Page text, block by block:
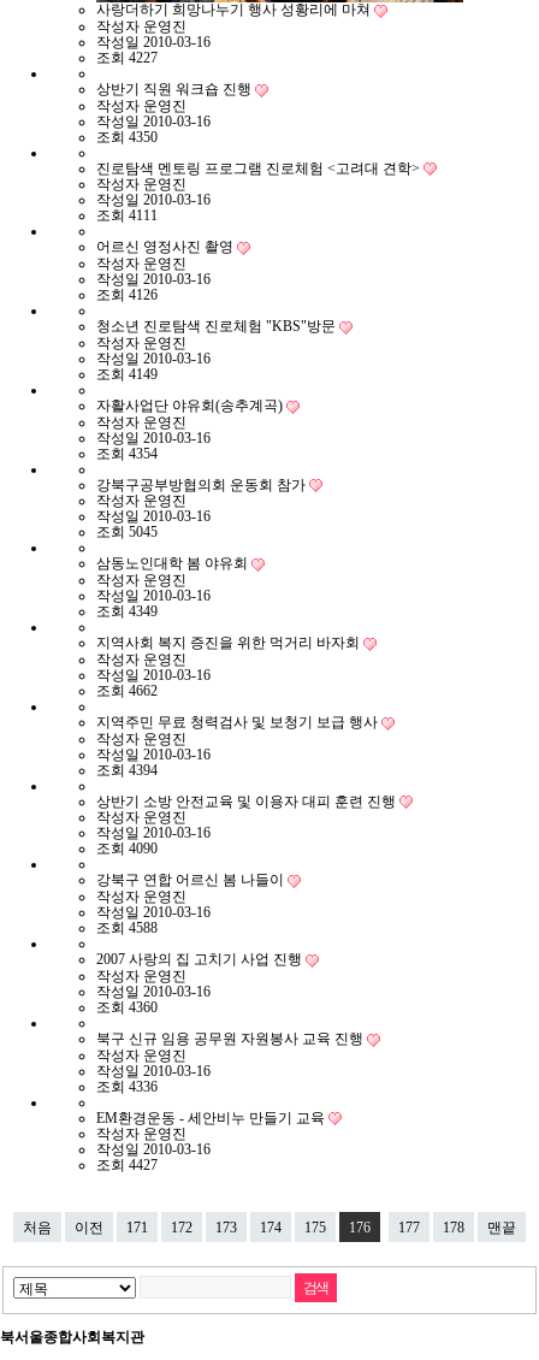
사랑더하기 희망나누기 행사 성황리에 마쳐
작성자 운영진
작성일 2010-03-16
조회 4227
상반기 직원 워크숍 진행
작성자 운영진
작성일 2010-03-16
조회 4350
진로탐색 멘토링 프로그램 진로체험 <고려대 견학>
작성자 운영진
작성일 2010-03-16
조회 4111
어르신 영정사진 촬영
작성자 운영진
작성일 2010-03-16
조회 4126
청소년 진로탐색 진로체험 "KBS"방문
작성자 운영진
작성일 2010-03-16
조회 4149
자활사업단 야유회(송추계곡)
작성자 운영진
작성일 2010-03-16
조회 4354
강북구공부방협의회 운동회 참가
작성자 운영진
작성일 2010-03-16
조회 5045
삼동노인대학 봄 야유회
작성자 운영진
작성일 2010-03-16
조회 4349
지역사회 복지 증진을 위한 먹거리 바자회
작성자 운영진
작성일 2010-03-16
조회 4662
지역주민 무료 청력검사 및 보청기 보급 행사
작성자 운영진
작성일 2010-03-16
조회 4394
상반기 소방 안전교육 및 이용자 대피 훈련 진행
작성자 운영진
작성일 2010-03-16
조회 4090
강북구 연합 어르신 봄 나들이
작성자 운영진
작성일 2010-03-16
조회 4588
2007 사랑의 집 고치기 사업 진행
작성자 운영진
작성일 2010-03-16
조회 4360
북구 신규 임용 공무원 자원봉사 교육 진행
작성자 운영진
작성일 2010-03-16
조회 4336
EM환경운동 - 세안비누 만들기 교육
작성자 운영진
작성일 2010-03-16
조회 4427
처음 이전 171 172 173 174 175 176 177 178 맨끝
북서울종합사회복지관